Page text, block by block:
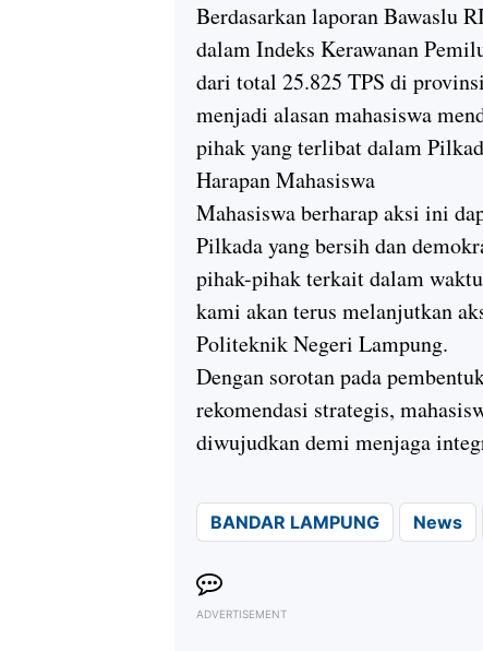
Berdasarkan laporan Bawaslu
dalam Indeks Kerawanan
dari total 25.825 TPS di
menjadi alasan mahasiswa
pihak yang terlibat dalam
Harapan Mahasiswa
Mahasiswa berharap aksi ini
Pilkada yang bersih dan
pihak-pihak terkait dalam
kami akan terus melanjutkan
Politeknik Negeri Lampung.
Dengan sorotan pada
rekomendasi strategis,
diwujudkan demi menjaga
BANDAR LAMPUNG News
ADVERTISEMENT